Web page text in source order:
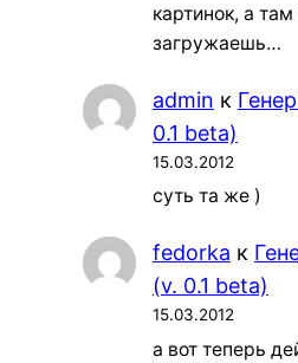
картинок, а
загружаешь…
admin к
0.1 beta)
15.03.2012
суть та же )
fedorka к
(v. 0.1 beta)
15.03.2012
а вот теперь